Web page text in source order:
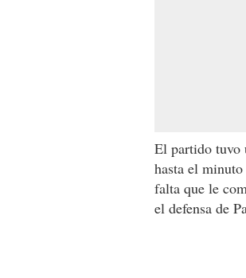
El partido tuvo
hasta el
falta que le
el defensa de